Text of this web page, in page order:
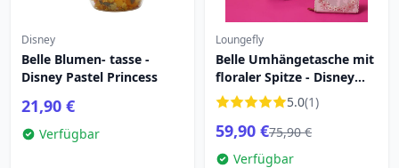
Disney
Belle Blumen- tasse -
Disney Pastel Princess
21,90 €
Verfügbar
Loungefly
Belle Umhängetasche mit
floraler Spitze - Disney
Loungefly 5.0(1)
59,90 €75,90 €
Verfügbar